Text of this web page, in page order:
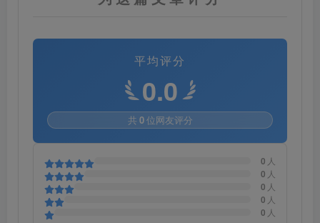
平均评分
0.0
共 0位网友评分
0 人
0 人
0 人
0 人
0 人